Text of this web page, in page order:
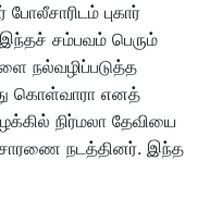
புகார்
சம்பவம் பெரும்
நல்வழிப்படுத்த
கொள்வாரா எனத்
நிர்மலா தேவியை
நடத்தினர். இந்த